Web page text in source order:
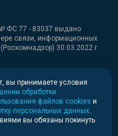
ФС 77 - 83037 выдано
связи, информационных
30.03.2022 г.
вы принимаете условия
обработки
файлов cookies и
персональных данных
вы обязаны покинуть